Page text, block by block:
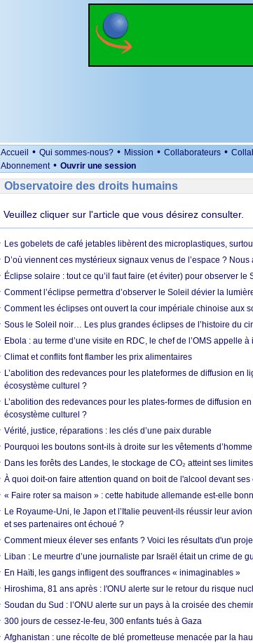
Accueil • Qui sommes-nous? • Mission • Collaborateurs •
Abonnement • Ouvrir une session
Observatoire des droits humains
Veuillez cliquer sur l'article que vous désirez consulter.
Les gobelets de café jetables libèrent des microplastiques,
D’où viennent ces mystérieux signaux venus de l’espace ?
Éclipse solaire : tout ce qu’il faut faire (et éviter) pour observer le
Comment l’éclipse permettra d’observer le Soleil dévier la
Comment les éclipses ont ouvert la cour impériale chinoise aux
Sous le Soleil noir… Les plus grandes éclipses de l’histoire du
Ebola : au terme d’une visite en RDC, le chef de l’OMS appelle
Climat et conflits font flamber les prix alimentaires
L’abolition des redevances pour les plateformes de diffusion en
écosystème culturel ?
L’abolition des redevances pour les plates-formes de diffusion
écosystème culturel ?
Vérité, justice, réparations : les clés d’une paix durable
Pourquoi les boutons sont-ils à droite sur les vêtements
Dans les forêts des Landes, le stockage de CO₂ atteint ses
À quoi doit-on faire attention quand on boit de l'alcool devant ses
« Faire roter sa maison » : cette habitude allemande est-elle
Le Royaume-Uni, le Japon et l’Italie peuvent-ils réussir leur
et ses partenaires ont échoué ?
Comment mieux élever ses enfants ? Voici les résultats d'un
Liban : Le meurtre d’une journaliste par Israël était un crime de
En Haïti, les gangs infligent des souffrances « inimaginables »
Hiroshima, 81 ans après : l'ONU alerte sur le retour du risque
Soudan du Sud : l’ONU alerte sur un pays à la croisée des
300 jours de cessez-le-feu, 300 enfants tués à Gaza
Afghanistan : une récolte de blé prometteuse menacée par la